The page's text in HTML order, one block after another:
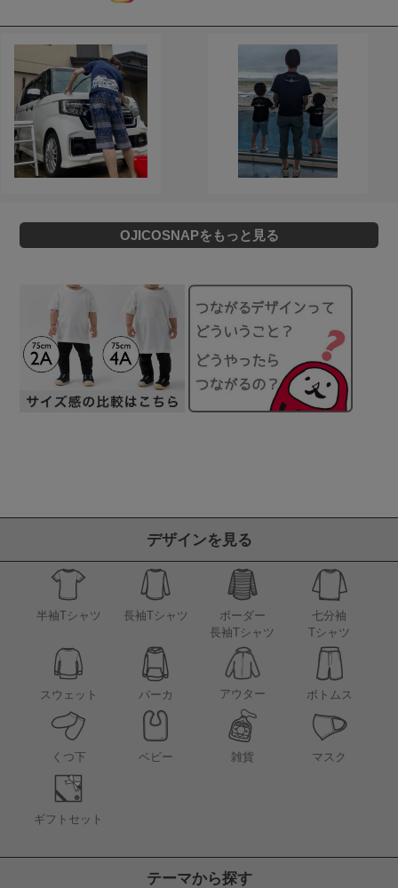
OJICOSNAPをもっと見る
デザインを見る
半袖Tシャツ 長袖Tシャツ
ボーダー
長袖Tシャツ
七分袖
Tシャツ
スウェット パーカ アウター ボトムス
くつ下 ベビー 雑貨 マスク
ギフトセット
テーマから探す